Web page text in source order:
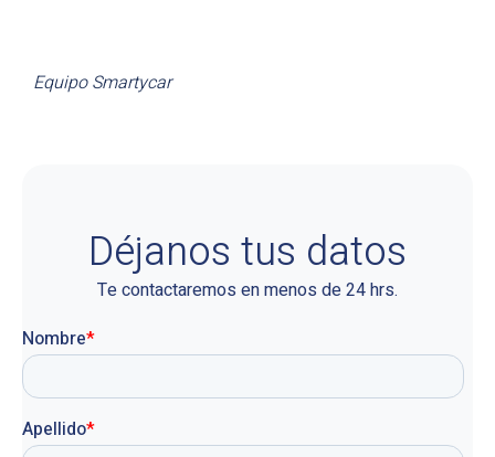
Equipo Smartycar
Déjanos tus datos
Te contactaremos en menos de 24 hrs.